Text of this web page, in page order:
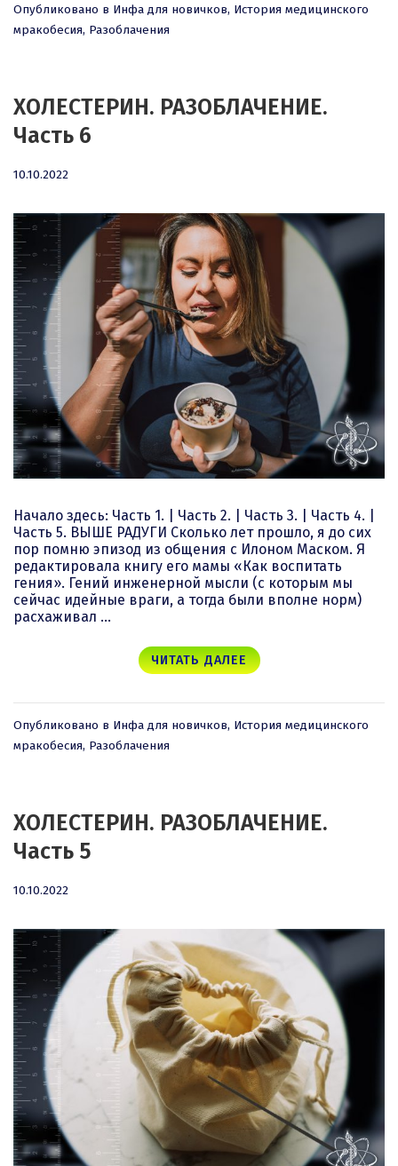
Опубликовано в Инфа для новичков, История медицинского
мракобесия, Разоблачения
ХОЛЕСТЕРИН. РАЗОБЛАЧЕНИЕ.
Часть 6
10.10.2022
Начало здесь: Часть 1. | Часть 2. | Часть 3. | Часть 4. |
Часть 5. ВЫШЕ РАДУГИ Сколько лет прошло, я до сих
пор помню эпизод из общения с Илоном Маском. Я
редактировала книгу его мамы «Как воспитать
гения». Гений инженерной мысли (с которым мы
сейчас идейные враги, а тогда были вполне норм)
расхаживал …
ЧИТАТЬ ДАЛЕЕ
Опубликовано в Инфа для новичков, История медицинского
мракобесия, Разоблачения
ХОЛЕСТЕРИН. РАЗОБЛАЧЕНИЕ.
Часть 5
10.10.2022